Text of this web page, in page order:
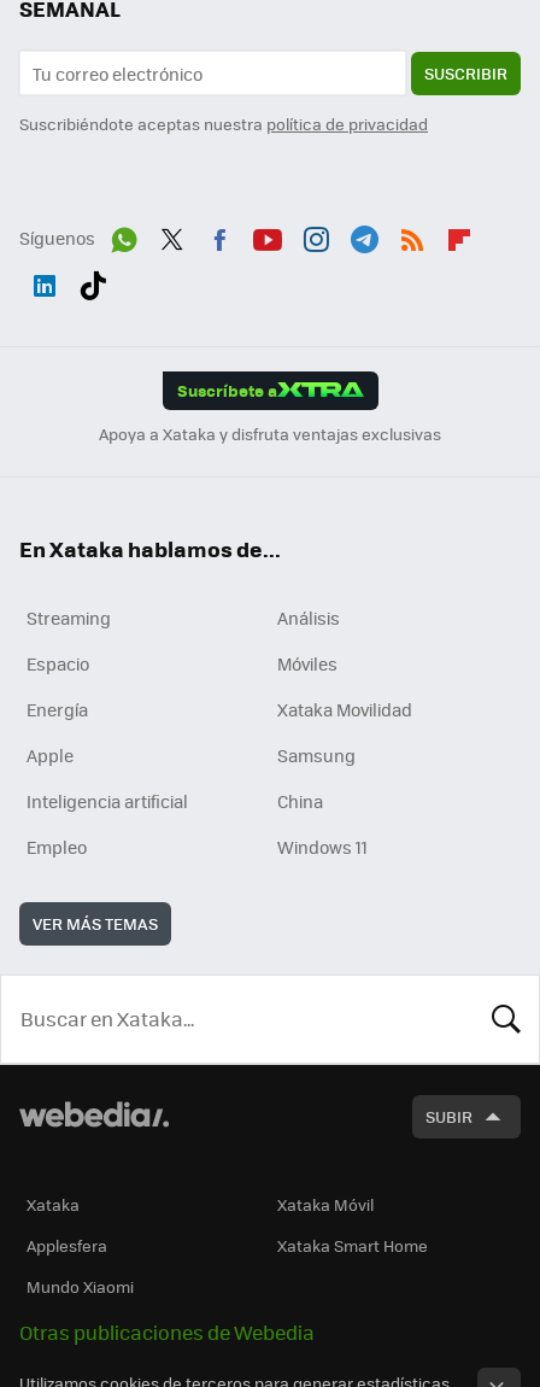
SEMANAL
SUSCRIBIR
Suscribiéndote aceptas nuestra política de privacidad
Síguenos
Suscríbete a
Apoya a Xataka y disfruta ventajas exclusivas
En Xataka hablamos de...
Streaming
Análisis
Espacio
Móviles
Energía
Xataka Movilidad
Apple
Samsung
Inteligencia artificial
China
Empleo
Windows 11
VER MÁS TEMAS
SUBIR
Xataka
Xataka Móvil
Applesfera
Xataka Smart Home
Mundo Xiaomi
Otras publicaciones de Webedia